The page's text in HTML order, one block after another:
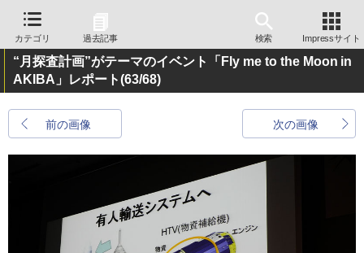
カテゴリ 過去記事 検索 Impressサイト
“月探査計画”がテーマのイベント「Fly me to the Moon in
AKIBA」レポート(63/68)
前の画像 次の画像